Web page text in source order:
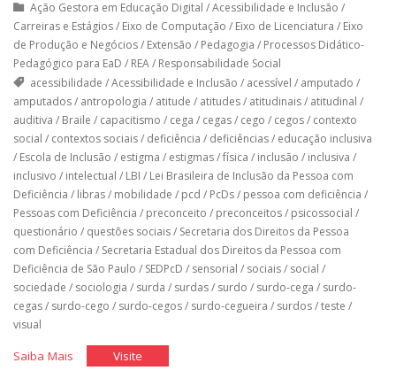
Ação Gestora em Educação Digital /Acessibilidade e Inclusão /
Carreiras e Estágios/ Eixo de Computação / Eixo de Licenciatura / Eixo
de Produção e Negócios/ Extensão / Pedagogia / Processos Didático-
Pedagógico para EaD / REA/ Responsabilidade Social
acessibilidade /Acessibilidade e Inclusão / acessível / amputado /
amputados/ antropologia / atitude / atitudes/ atitudinais/ atitudinal /
auditiva / Braile / capacitismo / cega / cegas/ cego / cegos/ contexto
social / contextos sociais/ deficiência / deficiências/ educação inclusiva
/ Escola de Inclusão / estigma / estigmas/física / inclusão / inclusiva /
inclusivo / intelectual / LBI / Lei Brasileira de Inclusão da Pessoa com
Deficiência / libras/ mobilidade / pcd / PcDs/ pessoa com deficiência /
Pessoas com Deficiência / preconceito / preconceitos/ psicossocial /
questionário / questões sociais/ Secretaria dos Direitos da Pessoa
com Deficiência / Secretaria Estadual dos Direitos da Pessoa com
Deficiência de São Paulo / SEDPcD / sensorial / sociais/ social /
sociedade / sociologia / surda / surdas/ surdo / surdo-cega / surdo-
cegas/ surdo-cego / surdo-cegos/ surdo-cegueira / surdos/teste /
visual
Saiba Mais"Qual
Visite"Qual